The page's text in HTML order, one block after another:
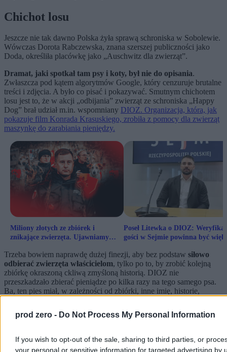
prod zero - Do Not Process My Personal Information
If you wish to opt-out of the sale, sharing to third parties, or
your personal or sensitive information for targeted advertising by
Chichot losu
Jeszcze nie tak dawno Polska żyła sprawą schroniska w Sobolewie.
Wówczas Dorota Rabczewska, znana szerszej publiczności jako
Doda, określiła placówkę jako „Auschwitz dla zwierząt”.
Dramat, jaki spotkał tam psy i koty, był nie do opisania.
Zwłaszcza pod kątem algorytmów Google, który cenzuruje brutalne
treści i zdjęcia. A było co pisać i pokazywać. Smutnym chichotem
losu jest to, że w akcji „odbijania” zwierząt ze schroniska „Happy
Dog” brał udział m.in. wspomniany DIOZ. Organizacja, która, jak
pokazuje film Konrada Krasuskiego, zrobiła z pomocy dla zwierząt
maszynkę do zarabiania pieniędzy.
Miliony złotych ze zbiórek i
znikające zwierzęta. Ujawniamy
Poseł Litewka o DIOZ:
gości w Sejmie powinna być
Trzeba bowiem naprawdę dużej finezji, aby bez podstaw siłowo
odbierać zwierzęta właścicielom, tylko po to, by zrobić kolejną
zbiórkę okraszoną ckliwą zmyśloną historią. DIOZ nie
przeszkadzało zbierać pieniądze po kilka razy na tego samego psa.
Ba, ten pies miał, w zależności od zbiórki, inne imię, historie,
Reklama